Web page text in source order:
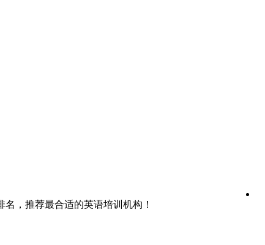
，推荐最合适的英语培训机构！